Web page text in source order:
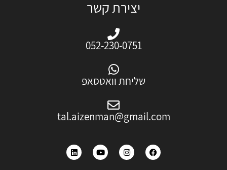
יצירת קשר
052-230-0751
שליחת וואטסאפ
tal.aizenman@gmail.com
a
c
e
n
s
t
o
u
t
i
n
k